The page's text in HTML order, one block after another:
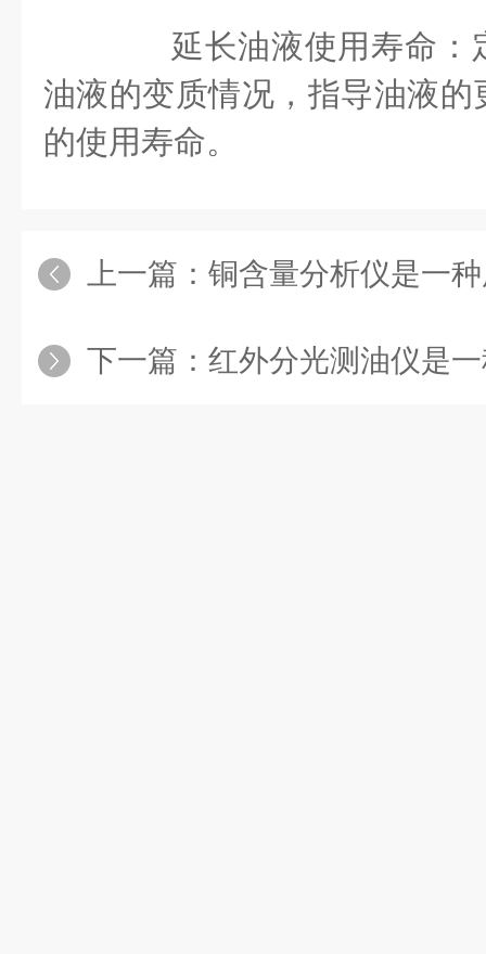
延长油液使用寿命‌：
油液的变质情况，指导油液
的使用寿命‌。
上一篇： 铜含量分析仪是一种用于
下一篇： 红外分光测油仪是一种用于测量工